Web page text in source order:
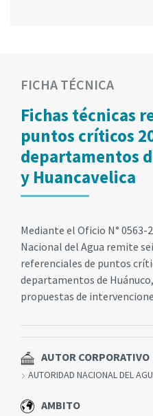
FICHA TÉCNICA
Fichas técnicas
puntos críticos
departamentos
y Huancavelica
Mediante el Oficio N°
Nacional del Agua remite
referenciales de puntos
departamentos de
propuestas de
AUTOR CORPORATIVO
AUTORIDAD NACIONAL DEL
AMBITO